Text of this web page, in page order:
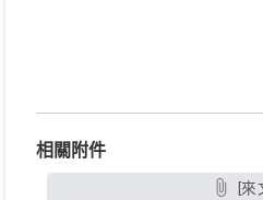
相關附件